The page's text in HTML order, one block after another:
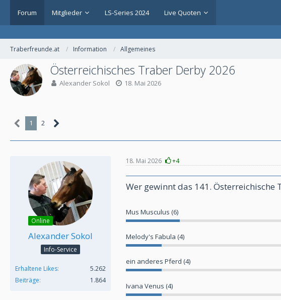
Forum Mitglieder LS-Series 2024 Live Quoten
Traberfreunde.at Information Allgemeines
Österreichisches Traber Derby 2026
Alexander Sokol 18. Mai 2026
1 2
Online
Alexander Sokol
Info-Service
Erhaltene Likes
5.262
Beiträge
1.864
18. Mai 2026 +4
Wer gewinnt das 141. Österreichische
Mus Musculus (6)
Melody's Fabula (4)
ein anderes Pferd (4)
Ivana Venus (4)